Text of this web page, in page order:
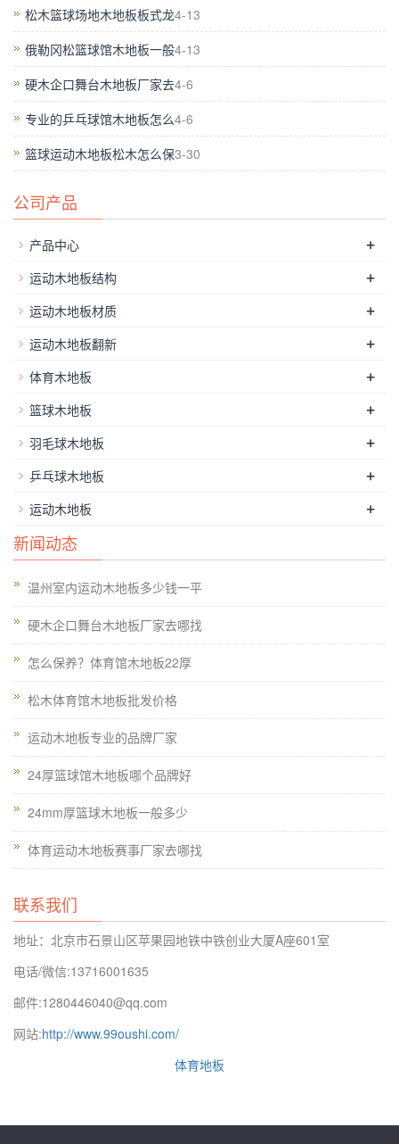
术已成为21世纪重要的标志。它已经在众多行业成套设备自动化
的消费已融入这一技术不时。这也是在同行业的进步和发展的重
要标志。体育馆木地板具有良好的反弹力，适当的力量和冲击吸
收弱，这使得运发在这个环境中发扬，从而提高企业的整体实力
水平。实木地板的防潮。注重木地板的铺装。舞台地板手指关节
体育体育馆木地板使用**硬木，过日志通过圆锯，然后切割日志
的额外的纤维，自然又集成了边的木芯的根和顶部，从而使木材
板的厂家只对消费者的销售，还必须有体育馆制造商和甲方找到
第三方的安装。这将增加中间环节的数量，并保证安装的质量。
木地板，上面的冲动必须由木地板吸收的功能。这样才能发挥踝
关节半月板脊椎脑的作用，所以人们不会在运动时受伤。
体育木
地板价格,地板胶的维护是分不开的清洗，所以谁使用地板胶的
该算是比较传统的体育馆木地板。必须是干净的。严禁抽烟，扔
口香糖，果皮杂物，果汁饮料，油渍等在会场。在这里，木地板
生产商向您介绍：不同的木地板的耐磨性和不同的购买方式。强
突出性能之一。严禁穿高跟鞋，尖峰等进入会场。自然纹理。如
何保养地板胶砂石保护：一个砂石保护垫应放置在房子的价格和
PVC地板的大厅入口，以防止把沙石走进房间，刮伤地板面鞋的
门;项目处理保护：移动的物品时，尤其是底部有金属不要在地
板上的尖锐物体，以防止受伤的地板拖;烟火：虽然PVC地板是
阻燃（B1），这并不意味着，地板不会被烟花被烧毁，所以人
都使用PVC地板时，不要把燃烧的烟头，蚊香，带电的铁杆，高
- 温度金属对象直接在地板上，以防止损坏地板;定期保养地板：
PVC地板清洗使用中性清洁剂清洁，使用强酸或强碱性的清洁剂
清洁地面，做到定期清洗和维护工作; ？日常保养：使用清洁90
RY拖把将地面清洗干净，需要对污染严重的局部清洁;每月维
护：地面清洁，局部损坏的地基地面打蜡处理。专家解释。地面
施工的质量必须符合施工文件的设计要求。
如体育木地板通风孔伸缩缝散热器运动设备安装配件等死角应定
期停止清洗和维护，梗塞严禁（使用吸尘器或空气压缩机吹空气
松木篮球场地木地板板式龙4-13
俄勒冈松篮球馆木地板一般4-13
硬木企口舞台木地板厂家去4-6
专业的乒乓球馆木地板怎么4-6
篮球运动木地板松木怎么保3-30
公司产品
产品中心 +
运动木地板结构 +
运动木地板材质 +
运动木地板翻新 +
体育木地板 +
篮球木地板 +
羽毛球木地板 +
乒乓球木地板 +
运动木地板 +
新闻动态
温州室内运动木地板多少钱一平
硬木企口舞台木地板厂家去哪找
怎么保养？体育馆木地板22厚
松木体育馆木地板批发价格
运动木地板专业的品牌厂家
24厚篮球馆木地板哪个品牌好
24mm厚篮球木地板一般多少
体育运动木地板赛事厂家去哪找
联系我们
地址：北京市石景山区苹果园地铁中铁创业大厦A座601室
电话/微信:13716001635
邮件:1280446040@qq.com
网站:http://www.99oushi.com/
体育地板